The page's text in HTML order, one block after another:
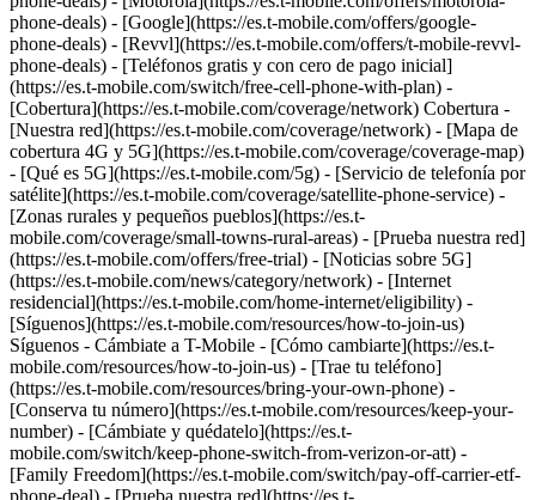
phone-deals) - [Google](https://es.t-mobile.com/offers/google-
phone-deals) - [Revvl](https://es.t-mobile.com/offers/t-mobile-revvl-
phone-deals) - [Teléfonos gratis y con cero de pago inicial]
(https://es.t-mobile.com/switch/free-cell-phone-with-plan) -
[Cobertura](https://es.t-mobile.com/coverage/network) Cobertura -
[Nuestra red](https://es.t-mobile.com/coverage/network) - [Mapa de
cobertura 4G y 5G](https://es.t-mobile.com/coverage/coverage-map)
- [Qué es 5G](https://es.t-mobile.com/5g) - [Servicio de telefonía por
satélite](https://es.t-mobile.com/coverage/satellite-phone-service) -
[Zonas rurales y pequeños pueblos](https://es.t-
mobile.com/coverage/small-towns-rural-areas) - [Prueba nuestra red]
(https://es.t-mobile.com/offers/free-trial) - [Noticias sobre 5G]
(https://es.t-mobile.com/news/category/network) - [Internet
residencial](https://es.t-mobile.com/home-internet/eligibility) -
[Síguenos](https://es.t-mobile.com/resources/how-to-join-us)
Síguenos - Cámbiate a T-Mobile - [Cómo cambiarte](https://es.t-
mobile.com/resources/how-to-join-us) - [Trae tu teléfono]
(https://es.t-mobile.com/resources/bring-your-own-phone) -
[Conserva tu número](https://es.t-mobile.com/resources/keep-your-
number) - [Cámbiate y quédatelo](https://es.t-
mobile.com/switch/keep-phone-switch-from-verizon-or-att) -
[Family Freedom](https://es.t-mobile.com/switch/pay-off-carrier-etf-
phone-deal) - [Prueba nuestra red](https://es.t-